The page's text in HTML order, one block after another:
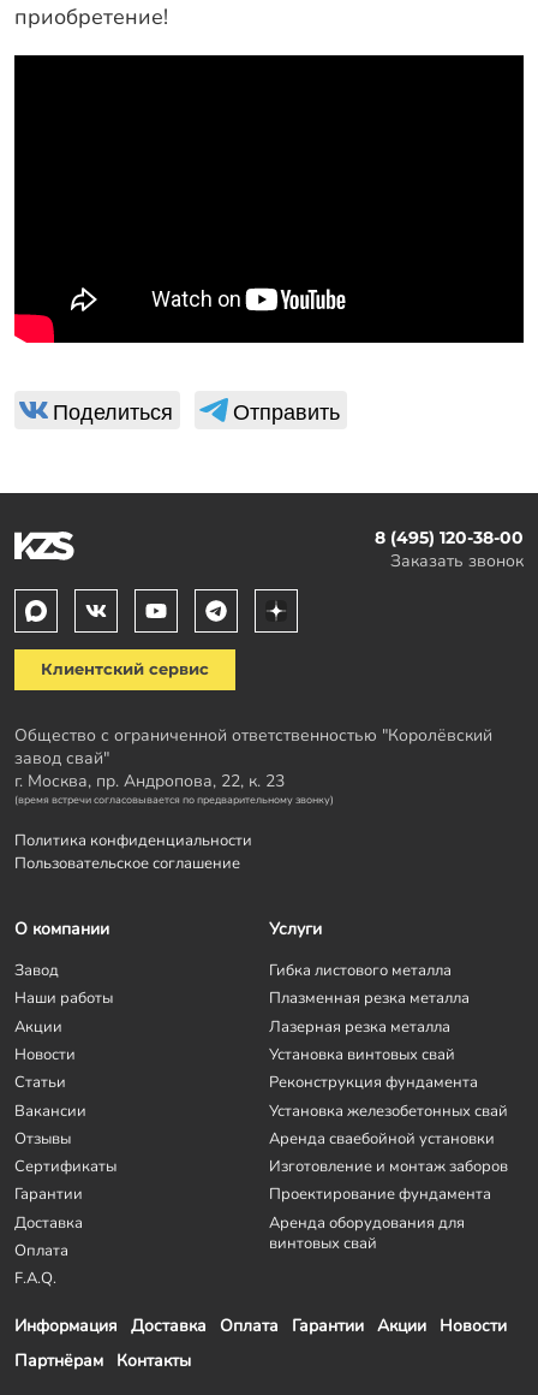
приобретение!
Поделиться Отправить
8 (495) 120-38-00
Заказать звонок
Клиентский сервис
Общество с ограниченной ответственностью "Королёвский
завод свай"
г. Москва, пр. Андропова, 22, к. 23
(время встречи согласовывается по предварительному звонку)
Политика конфиденциальности
Пользовательское соглашение
Информация Доставка Оплата Гарантии Акции
Новости
Партнёрам
Контакты
О компании
Завод
Наши работы
Акции
Новости
Статьи
Вакансии
Отзывы
Сертификаты
Гарантии
Доставка
Оплата
F.A.Q.
Услуги
Гибка листового металла
Плазменная резка металла
Лазерная резка металла
Установка винтовых свай
Реконструкция фундамента
Установка железобетонных свай
Аренда сваебойной установки
Изготовление и монтаж заборов
Проектирование фундамента
Аренда оборудования для
винтовых свай